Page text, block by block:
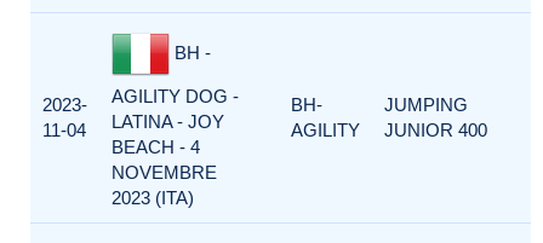
2023-
11-04
BH -
AGILITY DOG -
LATINA - JOY
BEACH - 4
NOVEMBRE
2023 (ITA)
BH-
AGILITY
JUMPING
JUNIOR 400